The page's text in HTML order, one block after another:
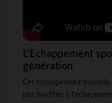
L'Echappement
génération
Cet échappement
pas modifier à